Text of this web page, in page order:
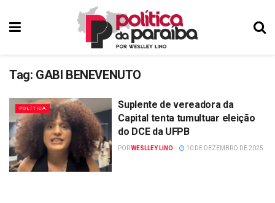
Tag: GABI BENEVENUTO
POLÍTICA
Suplente de vereadora da
Capital tenta tumultuar eleição
do DCE da UFPB
PORWESLLEY LINO 10 DE DEZEMBRO DE 2025